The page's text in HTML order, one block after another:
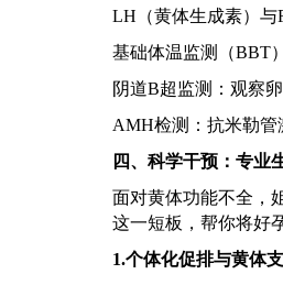
LH（黄体生成素）与
基础体温监测（BBT
阴道B超监测：观察
AMH检测：抗米勒管
四、科学干预：专业
面对黄体功能不全，
这一短板，帮你将好
1.个体化促排与黄体